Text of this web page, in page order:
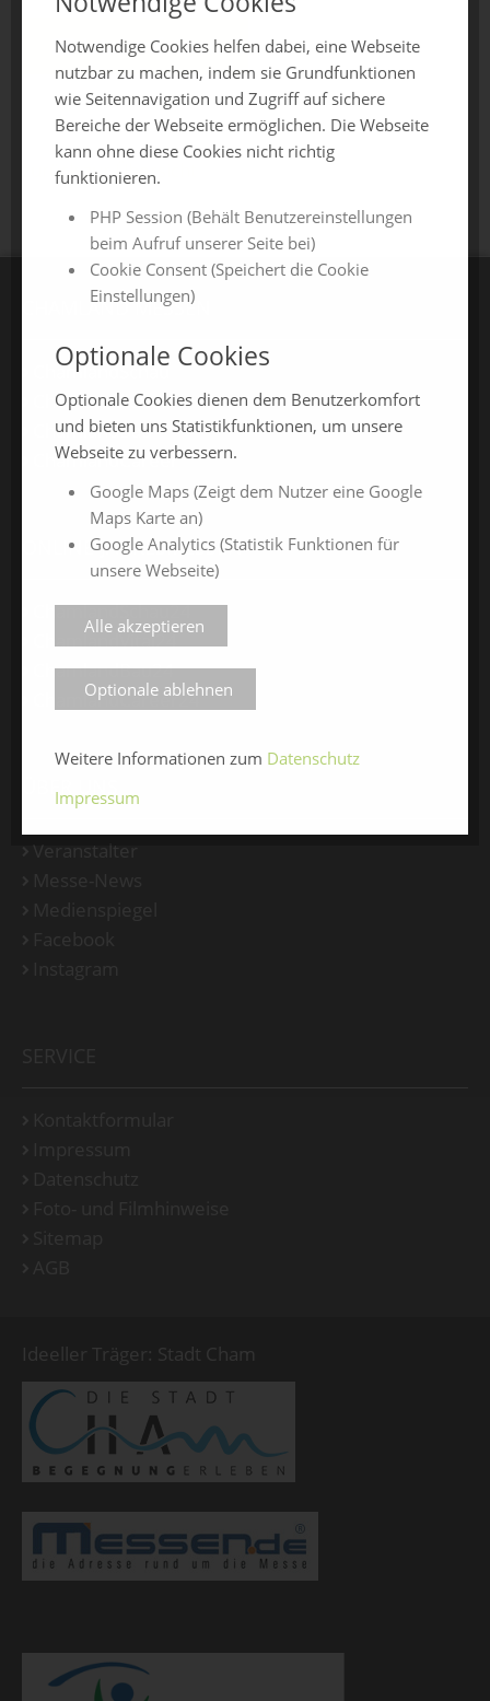
Jetzt anfragen
zurück zur Übersicht
CHAMLAND MESSEN
ChamlandSchau
ChamLandleben
ChamlandBau
ChamlandCareer
ONLINE-JAHRESMESSEN
ChamlandSchau24
ChamlandVital24
ChamlandBau24
ChamlandCareer24
ÜBER UNS
Veranstalter
Ideeller Träger: Stadt Cham
Notwendige Cookies helfen dabei, eine Webseite
nutzbar zu machen, indem sie Grundfunktionen
wie Seitennavigation und Zugriff auf sichere
Bereiche der Webseite ermöglichen. Die Webseite
kann ohne diese Cookies nicht richtig
funktionieren.
PHP Session (Behält Benutzereinstellungen
beim Aufruf unserer Seite bei)
Cookie Consent (Speichert die Cookie
Einstellungen)
Optionale Cookies
Optionale Cookies dienen dem Benutzerkomfort
und bieten uns Statistikfunktionen, um unsere
Webseite zu verbessern.
Google Maps (Zeigt dem Nutzer eine Google
Maps Karte an)
Google Analytics (Statistik Funktionen für
unsere Webseite)
Alle akzeptieren
Optionale ablehnen
Weitere Informationen zum Datenschutz
Impressum